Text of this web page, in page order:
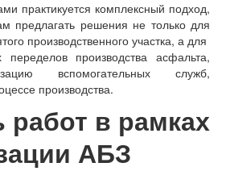
практикуется комплексный подход,
предлагать решения не только для
производственного участка, а для
переделов производства асфальта,
вспомогательных служб,
производства.
работ в рамках
АБЗ